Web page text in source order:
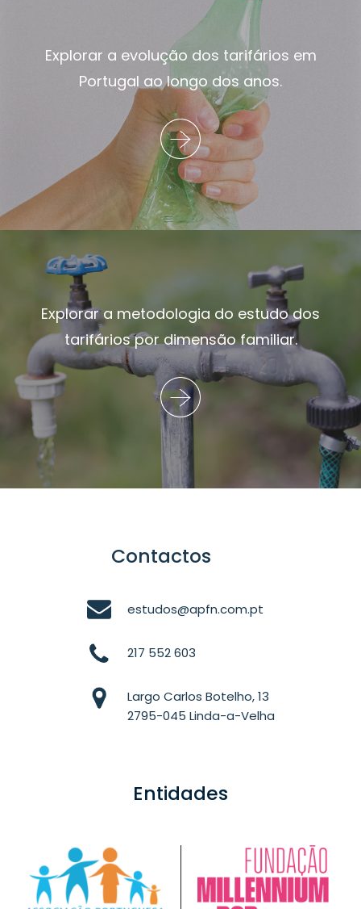
Explorar a evolução dos tarifários em
Portugal ao longo dos anos.
Explorar a metodologia do estudo dos
tarifários por dimensão familiar.
Contactos
estudos@apfn.com.pt
217 552 603
Largo Carlos Botelho, 13
2795-045 Linda-a-Velha
Entidades